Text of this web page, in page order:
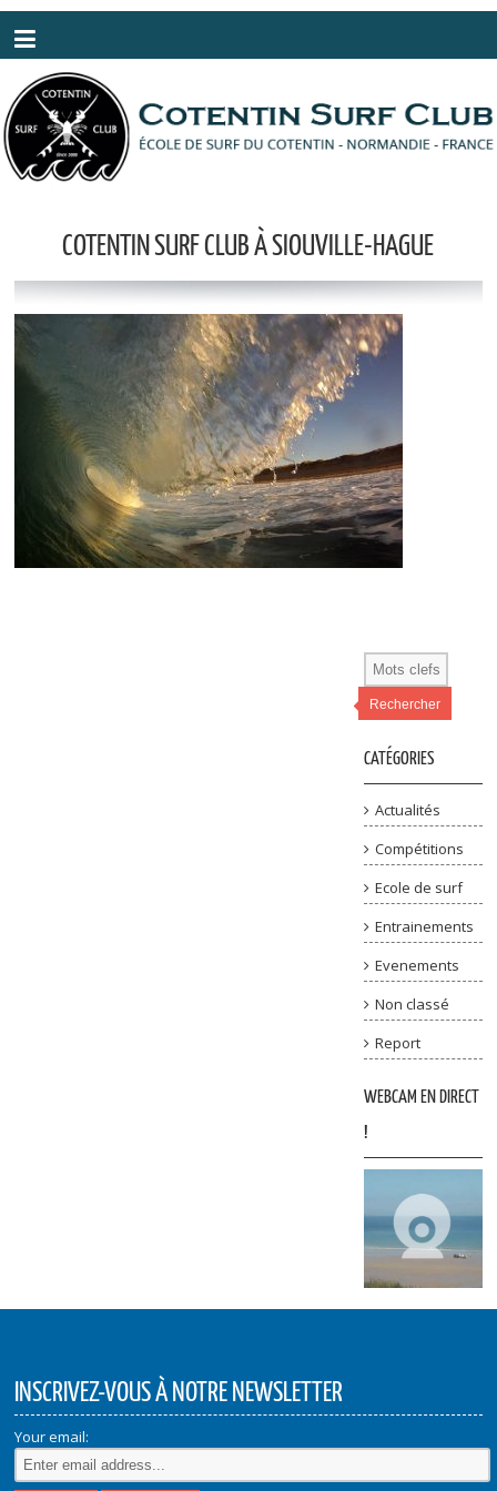
COTENTIN SURF CLUB À SIOUVILLE-HAGUE
Rechercher
CATÉGORIES
Actualités
Compétitions
Ecole de surf
Entrainements
Evenements
Non classé
Report
WEBCAM EN DIRECT
!
INSCRIVEZ-VOUS À NOTRE NEWSLETTER
Your email:
Panneau de gestion des cookies